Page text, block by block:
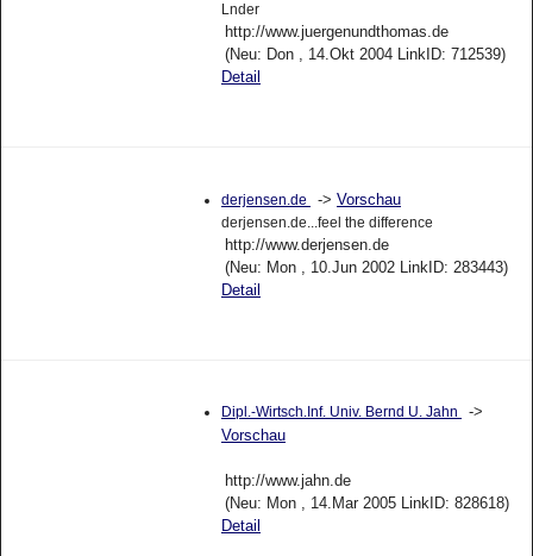
Lnder
http://www.juergenundthomas.de
(Neu: Don , 14.Okt 2004 LinkID: 712539)
Detail
derjensen.de -> Vorschau
derjensen.de...feel the difference
http://www.derjensen.de
(Neu: Mon , 10.Jun 2002 LinkID: 283443)
Detail
Dipl.-Wirtsch.Inf. Univ. Bernd U. Jahn
->
Vorschau
http://www.jahn.de
(Neu: Mon , 14.Mar 2005 LinkID: 828618)
Detail